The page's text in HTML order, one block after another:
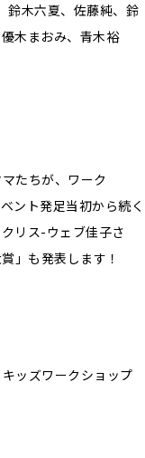
鈴木六夏、佐藤純、鈴
木まおみ、青木裕
たちが、ワーク
ント発足当初から続く
リス-ウェブ佳子さ
」も発表します！
ッズワークショップ